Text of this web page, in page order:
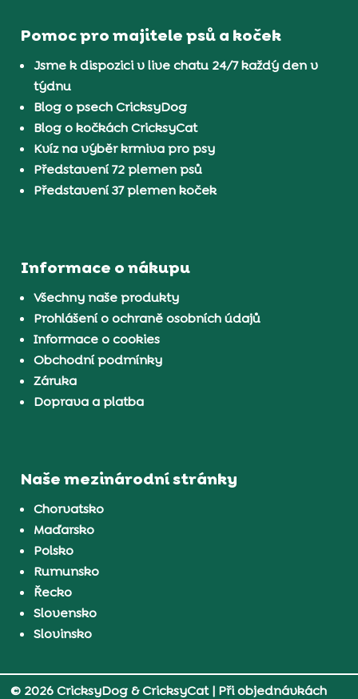
Pomoc pro majitele psů a koček
Jsme k dispozici v live chatu 24/7 každý den v
týdnu
Blog o psech CricksyDog
Blog o kočkách CricksyCat
Kvíz na výběr krmiva pro psy
Představení 72 plemen psů
Představení 37 plemen koček
Informace o nákupu
Všechny naše produkty
Prohlášení o ochraně osobních údajů
Informace o cookies
Obchodní podmínky
Záruka
Doprava a platba
Naše mezinárodní stránky
Chorvatsko
Maďarsko
Polsko
Rumunsko
Řecko
Slovensko
Slovinsko
© 2026 CricksyDog & CricksyCat| Při objednávkách